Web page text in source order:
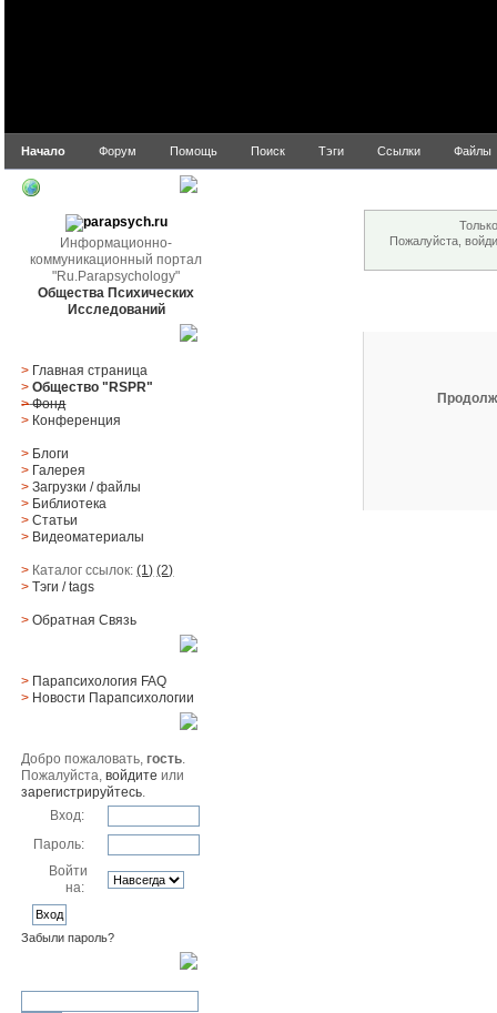
Начало Форум Помощь Поиск Тэги Ссылки Файлы
Информационно-
коммуникационный портал
"Ru.Parapsychology"
Общества Психических
Исследований
> Главная страница
> Общество "RSPR"
> Фонд
> Конференция
> Блоги
> Галерея
> Загрузки/файлы
> Библиотека
> Статьи
> Видеоматериалы
> Каталог ссылок:(1) (2)
> Тэги/ tags
> Обратная Cвязь
> Парапсихология FAQ
> Новости Парапсихологии
Добро пожаловать,гость.
Пожалуйста,войдите или
зарегистрируйтесь.
Вход:
Пароль:
Войти
на:
Забыли пароль?
Пожалуйста,